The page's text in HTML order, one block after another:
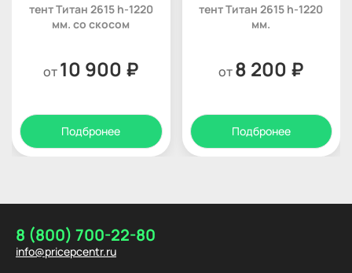
тент Титан 2615 h-1220
мм. со скосом
от10 900 ₽
Подбронее
тент Титан 2615 h-1220
мм.
от8 200 ₽
Подбронее
8 (800) 700-22-80
info@pricepcentr.ru